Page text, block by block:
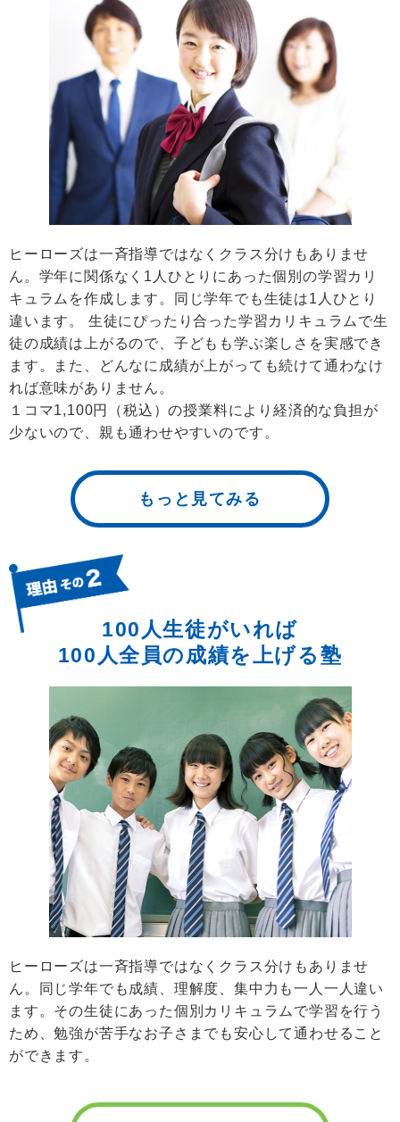
ヒーローズは一斉指導ではなくクラス分けもありませ
ん。学年に関係なく1人ひとりにあった個別の学習カリ
キュラムを作成します。同じ学年でも生徒は1人ひとり
違います。 生徒にぴったり合った学習カリキュラムで生
徒の成績は上がるので、子どもも学ぶ楽しさを実感でき
ます。また、どんなに成績が上がっても続けて通わなけ
れば意味がありません。
１コマ1,100円（税込）の授業料により経済的な負担が
少ないので、親も通わせやすいのです。
もっと見てみる
100人生徒がいれば
100人全員の成績を上げる塾
ヒーローズは一斉指導ではなくクラス分けもありませ
ん。同じ学年でも成績、理解度、集中力も一人一人違い
ます。その生徒にあった個別カリキュラムで学習を行う
ため、勉強が苦手なお子さまでも安心して通わせること
ができます。